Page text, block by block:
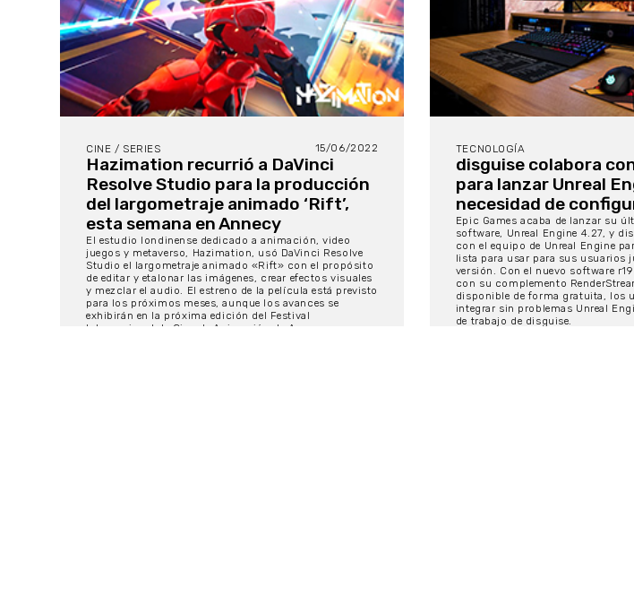
CINE / SERIES 15/06/2022
Hazimation recurrió a DaVinci
Resolve Studio para la producción
del largometraje animado ‘Rift’,
esta semana en Annecy
El estudio londinense dedicado a animación, video
juegos y metaverso, Hazimation, usó DaVinci Resolve
Studio el largometraje animado «Rift» con el propósito
de editar y etalonar las imágenes, crear efectos visuales
y mezclar el audio. El estreno de la película está previsto
para los próximos meses, aunque los avances se
exhibirán en la próxima edición del Festival
Internacional de Cine de Animación de Annecy.
TECNOLOGÍA
disguise colabora
para lanzar Unreal
necesidad de
Epic Games acaba de lanzar su
software, Unreal Engine 4.27, y
con el equipo de Unreal Engine
lista para usar para sus usuarios
versión. Con el nuevo software
con su complemento
disponible de forma gratuita, los
integrar sin problemas Unreal
de trabajo de disguise.